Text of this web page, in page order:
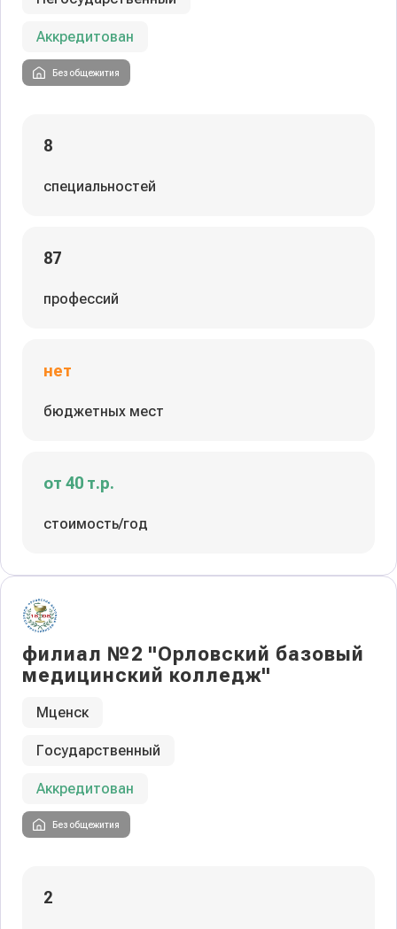
Аккредитован
Без общежития
8
специальностей
87
профессий
нет
бюджетных мест
от 40 т.р.
стоимость/год
филиал №2 "Орловский базовый
медицинский колледж"
Мценск
Государственный
Аккредитован
Без общежития
2